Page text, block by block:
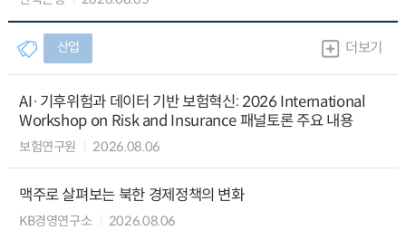
산업 더보기
AI·기후위험과 데이터 기반 보험혁신: 2026 International
Workshop on Risk and Insurance 패널토론 주요 내용
보험연구원 2026.08.06
맥주로 살펴보는 북한 경제정책의 변화
KB경영연구소 2026.08.06